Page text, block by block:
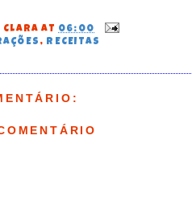
CLARA AT 06:00
, RECEITAS